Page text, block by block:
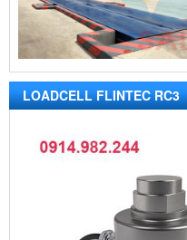
LOADCELL FLINTEC RC3